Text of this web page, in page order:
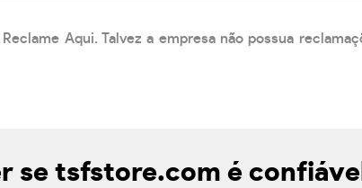
Aqui. Talvez a empresa não possua
se tsfstore.com é